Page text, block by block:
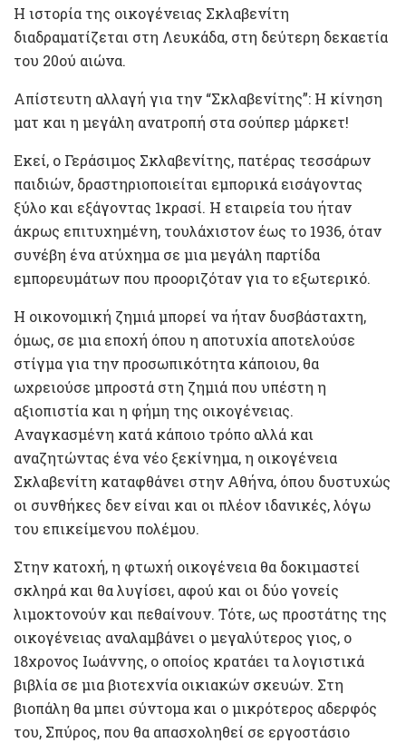
Η ιστορία της οικογένειας Σκλαβενίτη
διαδραματίζεται στη Λευκάδα, στη δεύτερη δεκαετία
του 20ού αιώνα.
Απίστευτη αλλαγή για την “Σκλαβενίτης”: Η κίνηση
ματ και η μεγάλη ανατροπή στα σούπερ μάρκετ!
Εκεί, ο Γεράσιμος Σκλαβενίτης, πατέρας τεσσάρων
παιδιών, δραστηριοποιείται εμπορικά εισάγοντας
ξύλο και εξάγοντας 1κρασί. Η εταιρεία του ήταν
άκρως επιτυχημένη, τουλάχιστον έως το 1936, όταν
συνέβη ένα ατύχημα σε μια μεγάλη παρτίδα
εμπορευμάτων που προοριζόταν για το εξωτερικό.
Η οικονομική ζημιά μπορεί να ήταν δυσβάσταχτη,
όμως, σε μια εποχή όπου η αποτυχία αποτελούσε
στίγμα για την προσωπικότητα κάποιου, θα
ωχρειούσε μπροστά στη ζημιά που υπέστη η
αξιοπιστία και η φήμη της οικογένειας.
Αναγκασμένη κατά κάποιο τρόπο αλλά και
αναζητώντας ένα νέο ξεκίνημα, η οικογένεια
Σκλαβενίτη καταφθάνει στην Αθήνα, όπου δυστυχώς
οι συνθήκες δεν είναι και οι πλέον ιδανικές, λόγω
του επικείμενου πολέμου.
Στην κατοχή, η φτωχή οικογένεια θα δοκιμαστεί
σκληρά και θα λυγίσει, αφού και οι δύο γονείς
λιμοκτονούν και πεθαίνουν. Τότε, ως προστάτης της
οικογένειας αναλαμβάνει ο μεγαλύτερος γιος, ο
18χρονος Ιωάννης, ο οποίος κρατάει τα λογιστικά
βιβλία σε μια βιοτεχνία οικιακών σκευών. Στη
βιοπάλη θα μπει σύντομα και ο μικρότερος αδερφός
του, Σπύρος, που θα απασχοληθεί σε εργοστάσιο